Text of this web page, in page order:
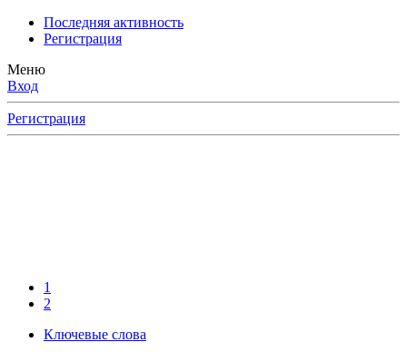
Последняя активность
Регистрация
Меню
Вход
Регистрация
1
2
Ключевые слова